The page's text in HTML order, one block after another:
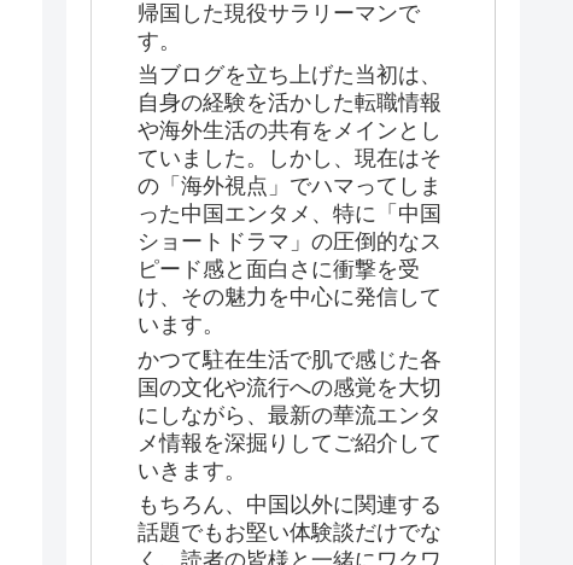
帰国した現役サラリーマンで
す。
当ブログを立ち上げた当初は、
自身の経験を活かした転職情報
や海外生活の共有をメインとし
ていました。しかし、現在はそ
の「海外視点」でハマってしま
った中国エンタメ、特に「中国
ショートドラマ」の圧倒的なス
ピード感と面白さに衝撃を受
け、その魅力を中心に発信して
います。
かつて駐在生活で肌で感じた各
国の文化や流行への感覚を大切
にしながら、最新の華流エンタ
メ情報を深掘りしてご紹介して
いきます。
もちろん、中国以外に関連する
話題でもお堅い体験談だけでな